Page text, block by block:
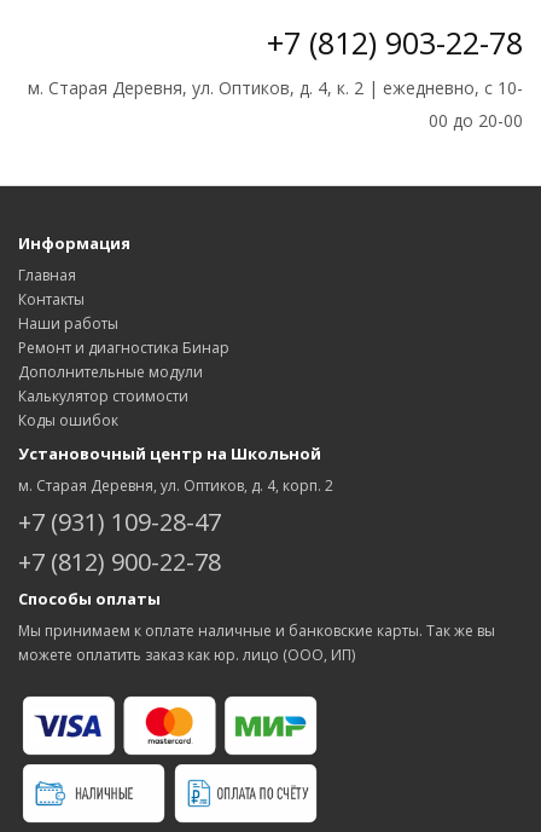
+7 (812) 903-22-78
м. Старая Деревня, ул. Оптиков, д. 4, к. 2 | ежедневно, с 10-
00 до 20-00
Информация
Главная
Контакты
Наши работы
Ремонт и диагностика Бинар
Дополнительные модули
Калькулятор стоимости
Коды ошибок
Установочный центр на Школьной
м. Старая Деревня, ул. Оптиков, д. 4, корп. 2
+7 (931) 109-28-47
+7 (812) 900-22-78
Способы оплаты
Мы принимаем к оплате наличные и банковские карты. Так же вы
можете оплатить заказ как юр. лицо (ООО, ИП)